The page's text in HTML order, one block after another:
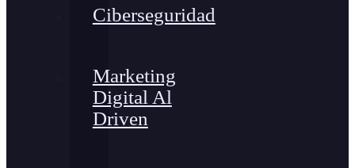
Ciberseguridad
Marketing
Digital Al
Driven